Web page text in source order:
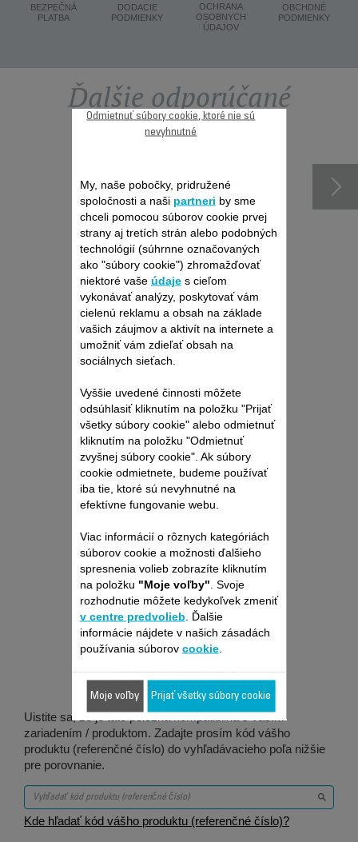
BEZPEČNÁ
PLATBA
DODACIE
PODMIENKY
OCHRANA
OSOBNYCH
ÚDAJOV
OBCHDNÉ
PODMIENKY
Ďalšie odporúčané
príslušenstvo
VRECKO SS-
9100050660
K dispozícii na sklade.
11,30 €
Kúpiť
Je vhodné pre 2
produktov
Uistite sa, že je táto položka kompatibilná s vaším
zariadením / produktom. Zadajte prosím kód vášho
produktu (referenčné číslo) do vyhľadávacieho poľa nižšie
pre porovnanie.
Kde hľadať kód vášho produktu (referenčné číslo)?
My, naše pobočky, pridružené
spoločnosti a naši partneri by sme
chceli pomocou súborov cookie prvej
strany aj tretích strán alebo podobných
technológií (súhrnne označovaných
ako "súbory cookie") zhromažďovať
niektoré vaše údajes cieľom
vykonávať analýzy, poskytovať vám
cielenú reklamu a obsah na základe
vašich záujmov a aktivít na internete a
umožniť vám zdieľať obsah na
sociálnych sieťach.
Vyššie uvedené činnosti môžete
odsúhlasiť kliknutím na položku "Prijať
všetky súbory cookie" alebo odmietnuť
kliknutím na položku "Odmietnuť
zvyšnej súbory cookie". Ak súbory
cookie odmietnete, budeme používať
iba tie, ktoré sú nevyhnutné na
efektívne fungovanie webu.
Viac informácií o rôznych kategóriách
súborov cookie a možnosti ďalšieho
spresnenia volieb zobrazíte kliknutím
na položku "Moje voľby" . Svoje
rozhodnutie môžete kedykoľvek zmeniť
v centre predvolieb . Ďalšie
informácie nájdete v našich zásadách
používania súborov cookie.
Odmietnuť súbory cookie, ktoré nie sú
nevyhnutné
Moje voľby Prijať všetky súbory cookie